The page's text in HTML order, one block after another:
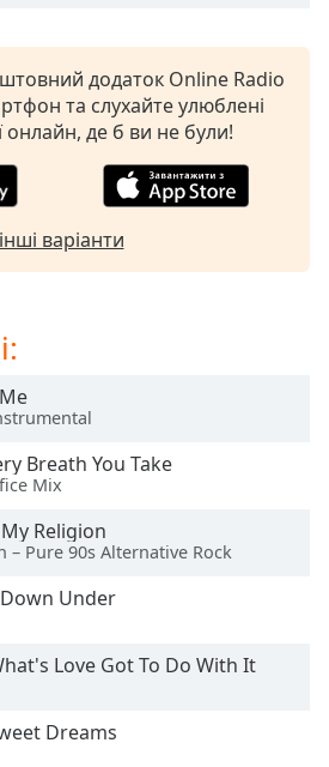
додаток Online Radio
та слухайте улюблені
онлайн, де б ви не були!
інші варіанти
Breath You Take
Mix
Religion
– Pure 90s Alternative Rock
Down Under
Love Got To Do With It
Dreams